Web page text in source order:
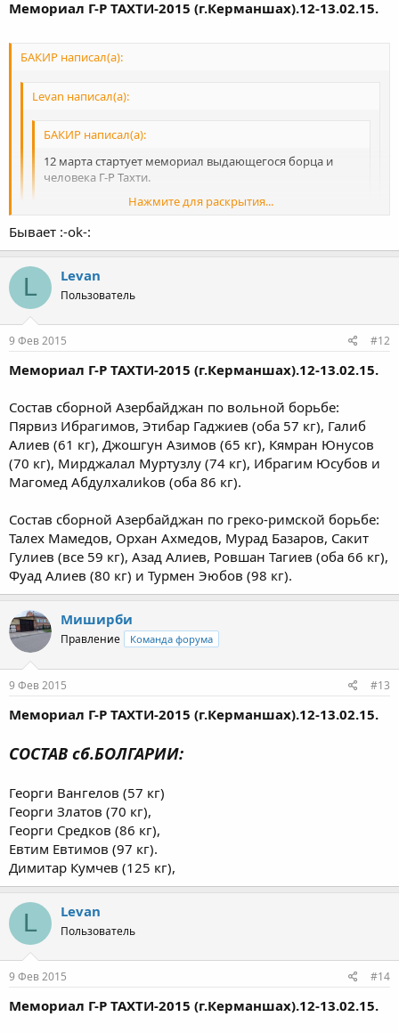
Мемориал Г-Р ТАХТИ-2015 (г.Керманшах).12-13.02.15.
БАКИР написал(а):
Levan написал(а):
БАКИР написал(а):
12 марта стартует мемориал выдающегося борца и
человека Г-Р Тахти.
От сб. Осетии собирались побороться 3 участника,но
возникли какие-то технические проблемы и пока
неизвестно стартанут ли?
Если я не ошибаюсь кубок Тахти пройдет 12 февраля, а не в
марте
сорри)
Нажмите для раскрытия...
Бывает :-ok-:
L Levan
Пользователь
9 Фев 2015 #12
Мемориал Г-Р ТАХТИ-2015 (г.Керманшах).12-13.02.15.
Состав сборной Азербайджан по вольной борьбе:
Пярвиз Ибрагимов, Этибар Гаджиев (оба 57 кг), Галиб
Алиев (61 кг), Джошгун Азимов (65 кг), Кямран Юнусов
(70 кг), Мирджалал Муртузлу (74 кг), Ибрагим Юсубов и
Магомед Абдулхалиkов (оба 86 кг).
Состав сборной Азербайджан по греко-римской борьбе:
Талех Мамедов, Орхан Ахмедов, Мурад Базаров, Сакит
Гулиев (все 59 кг), Азад Алиев, Ровшан Тагиев (оба 66 кг),
Фуад Алиев (80 кг) и Турмен Эюбов (98 кг).
Миширби
Правление Команда форума
9 Фев 2015 #13
Мемориал Г-Р ТАХТИ-2015 (г.Керманшах).12-13.02.15.
СОСТАВ сб.БОЛГАРИИ:
Георги Вангелов (57 кг)
Георги Златов (70 кг),
Георги Средков (86 кг),
Евтим Евтимов (97 кг).
Димитар Кумчев (125 кг),
L Levan
Пользователь
9 Фев 2015 #14
Мемориал Г-Р ТАХТИ-2015 (г.Керманшах).12-13.02.15.